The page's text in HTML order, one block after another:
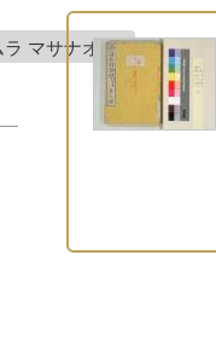
ラ マサナオ)